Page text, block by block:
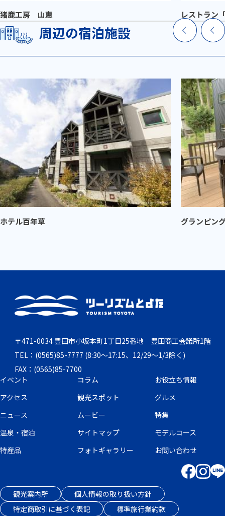
猪鹿工房 山恵 レストラン
周辺の宿泊施設
ホテル百年草 グランピン
〒471-0034 豊田市小坂本町1丁目25番地 豊田商工会議所1階
TEL：(0565)85-7777 (8:30～17:15、12/29～1/3除く)
FAX：(0565)85-7700
イベント
コラム
お役立ち情報
アクセス
観光スポット
グルメ
ニュース
ムービー
特集
温泉・宿泊
サイトマップ
モデルコース
特産品
フォトギャラリー お問い合わせ
観光案内所
個人情報の取り扱い方針
特定商取引に基づく表記
標準旅行業約款